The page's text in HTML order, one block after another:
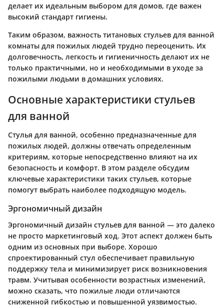
делает их идеальным выбором для домов, где важен
высокий стандарт гигиены.
Таким образом, важность титановых стульев для ванной
комнаты для пожилых людей трудно переоценить. Их
долговечность, легкость и гигиеничность делают их не
только практичными, но и необходимыми в уходе за
пожилыми людьми в домашних условиях.
Основные характеристики стульев
для ванной
Стулья для ванной, особенно предназначенные для
пожилых людей, должны отвечать определенным
критериям, которые непосредственно влияют на их
безопасность и комфорт. В этом разделе обсудим
ключевые характеристики таких стульев, которые
помогут выбрать наиболее подходящую модель.
Эргономичный дизайн
Эргономичный дизайн стульев для ванной — это далеко
не просто маркетинговый ход. Этот аспект должен быть
одним из основных при выборе. Хорошо
спроектированный стул обеспечивает правильную
поддержку тела и минимизирует риск возникновения
травм. Учитывая особенности возрастных изменений,
можно сказать, что пожилые люди отличаются
сниженной гибкостью и повышенной уязвимостью.